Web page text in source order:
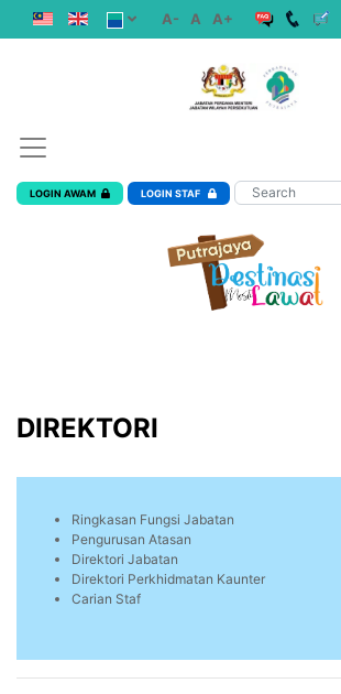
A- A A+
LOGIN AWAM LOGIN STAF
DIREKTORI
Ringkasan Fungsi Jabatan
Pengurusan Atasan
Direktori Jabatan
Direktori Perkhidmatan Kaunter
Carian Staf